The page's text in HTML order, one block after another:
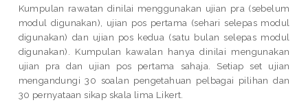
Kumpulan rawatan dinilai menggunakan ujian pra (sebelum
modul digunakan), ujian pos pertama (sehari selepas modul
digunakan) dan ujian pos kedua (satu bulan selepas modul
digunakan). Kumpulan kawalan hanya dinilai mengunakan
ujian pra dan ujian pos pertama sahaja. Setiap set ujian
mengandungi 30 soalan pengetahuan pelbagai pilihan dan
30 pernyataan sikap skala lima Likert.